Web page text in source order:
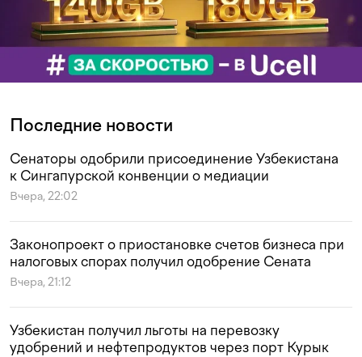
Последние новости
Сенаторы одобрили присоединение Узбекистана
к Сингапурской конвенции о медиации
Вчера, 22:02
Законопроект о приостановке счетов бизнеса при
налоговых спорах получил одобрение Сената
Вчера, 21:12
Узбекистан получил льготы на перевозку
удобрений и нефтепродуктов через порт Курык